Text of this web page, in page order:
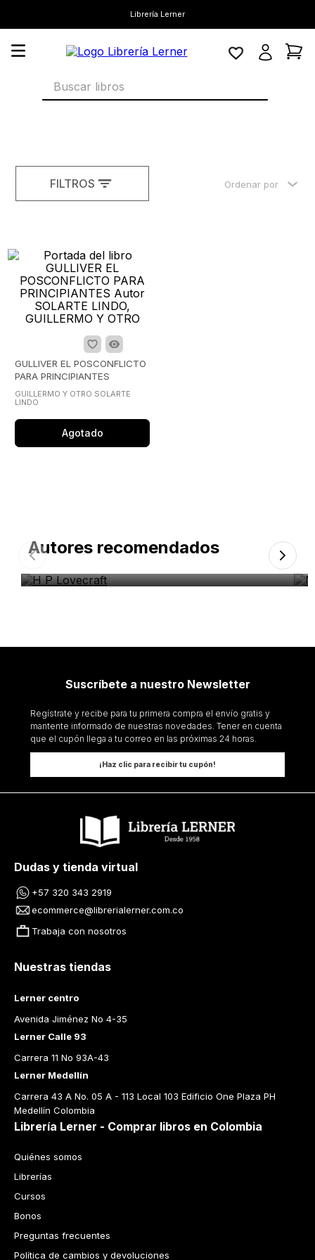
Librería Lerner
Buscar libros
FILTROS Ordenar por
GULLIVER EL POSCONFLICTO
PARA PRINCIPIANTES
GUILLERMO Y OTRO SOLARTE
LINDO
Agotado
Autores recomendados
Suscríbete a nuestro Newsletter
Regístrate y recibe para tu primera compra el envío gratis y
mantente informado de nuestras novedades. Tener en cuenta
que el cupón llega a tu correo en las próximas 24 horas.
¡Haz clic para recibir tu cupón!
Dudas y tienda virtual
+57 320 343 2919
ecommerce@librerialerner.com.co
Trabaja con nosotros
Nuestras tiendas
Lerner centro
Avenida Jiménez No 4-35
Lerner Calle 93
Carrera 11 No 93A-43
Lerner Medellín
Carrera 43 A No. 05 A - 113 Local 103 Edificio One Plaza PH
Medellín Colombia
Librería Lerner - Comprar libros en Colombia
Quiénes somos
Librerías
Cursos
Bonos
Preguntas frecuentes
Política de cambios y devoluciones